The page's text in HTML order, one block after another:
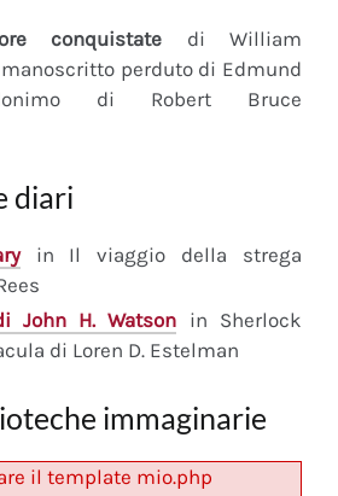
conquistate di William
perduto di Edmund
di Robert Bruce
diari
in Il viaggio della strega
John H. Watson in Sherlock
di Loren D. Estelman
immaginarie
il template mio.php